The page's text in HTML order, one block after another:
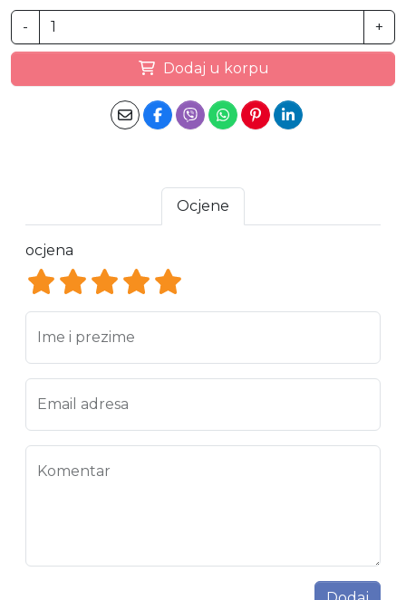
- +
Dodaj u korpu
Ocjene
ocjena
ocjena 5
ocjena 4
ocjena 3
ocjena 2
ocjena 1
Ime i prezime
Email adresa
Komentar